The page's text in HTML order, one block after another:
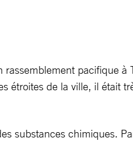
rassemblement pacifique à
étroites de la ville, il était
substances chimiques.